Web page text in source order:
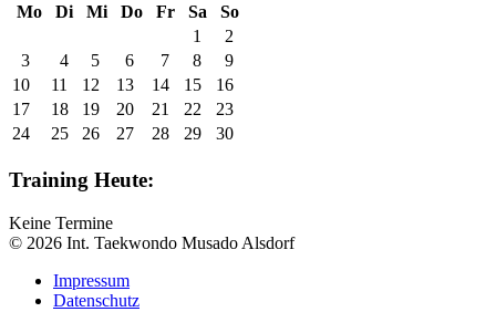
Mo
Di Mi Do Fr Sa
So
1
2
3
4 5 6 7 8
9
10
11 12 13 14 15
16
17
18 19 20 21 22
23
24
25 26 27 28 29 30
Training Heute:
Keine Termine
© 2026 Int. Taekwondo Musado Alsdorf
Impressum
Datenschutz